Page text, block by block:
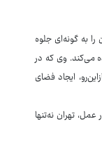
به گونه‌ای جلوه
می‌کند. وی که در
ایجاد فضای
تهران نه‌تنها